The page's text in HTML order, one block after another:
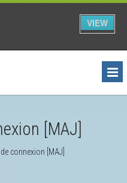
VIEW
[MAJ]
connexion [MAJ]